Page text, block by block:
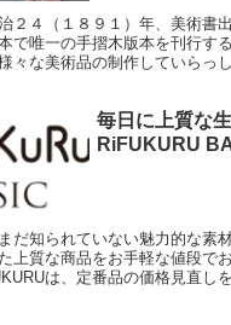
２４（１８９１）年、美術書
で唯一の手摺木版本を刊行す
々な美術品の制作していらっ
毎日に上質な
RiFUKURU
だ知られていない魅力的な素
上質な商品をお手軽な値段で
は、定番品の価格見直し